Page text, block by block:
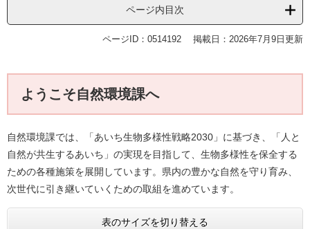
ページ内目次
ページID：0514192 掲載日：2026年7月9日更新
ようこそ自然環境課へ
自然環境課では、「あいち生物多様性戦略2030」に基づき、「人と
自然が共生するあいち」の実現を目指して、生物多様性を保全する
ための各種施策を展開しています。県内の豊かな自然を守り育み、
次世代に引き継いていくための取組を進めています。
表のサイズを切り替える